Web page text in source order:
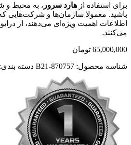
برای استفاده از هارد سرور ، به محیط و
باشید. معمولا سازمان‌ها و شرکت‌هایی
می‌کنند.
65,000,000 تومان
شناسه محصول: 870757-B21 دسته بندی: